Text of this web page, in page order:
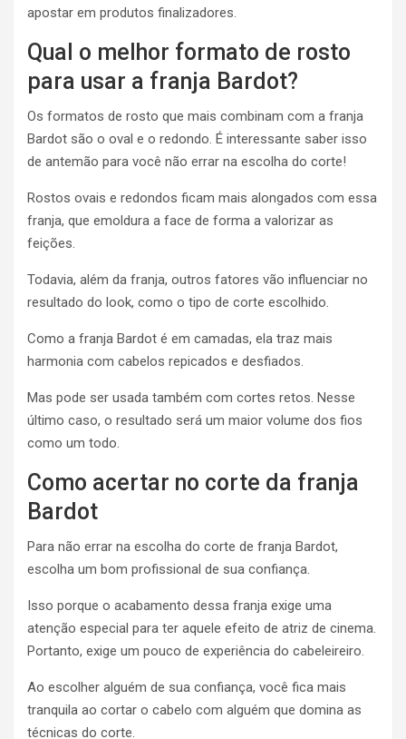
apostar em produtos finalizadores.
Qual o melhor formato de rosto
para usar a franja Bardot?
Os formatos de rosto que mais combinam com a franja
Bardot são o oval e o redondo. É interessante saber isso
de antemão para você não errar na escolha do corte!
Rostos ovais e redondos ficam mais alongados com essa
franja, que emoldura a face de forma a valorizar as
feições.
Todavia, além da franja, outros fatores vão influenciar no
resultado do look, como o tipo de corte escolhido.
Como a franja Bardot é em camadas, ela traz mais
harmonia com cabelos repicados e desfiados.
Mas pode ser usada também com cortes retos. Nesse
último caso, o resultado será um maior volume dos fios
como um todo.
Como acertar no corte da franja
Bardot
Para não errar na escolha do corte de franja Bardot,
escolha um bom profissional de sua confiança.
Isso porque o acabamento dessa franja exige uma
atenção especial para ter aquele efeito de atriz de cinema.
Portanto, exige um pouco de experiência do cabeleireiro.
Ao escolher alguém de sua confiança, você fica mais
tranquila ao cortar o cabelo com alguém que domina as
técnicas do corte.